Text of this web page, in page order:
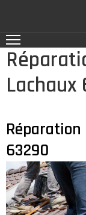
ACCUEIL
NOS
RÉALISATIONS
NOS
SERVICES
CONTACT
Lachaux
63290